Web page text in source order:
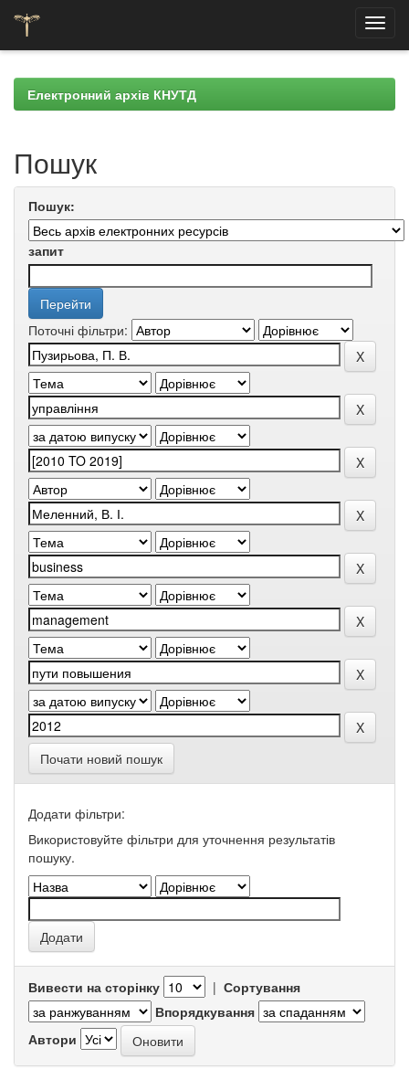
navigationЕлектронний архів КНУТД
Пошук
Пошук:
запит
Поточні фільтри:
Почати новий пошук
Додати фільтри:
Використовуйте фільтри для уточнення результатів
пошуку.
Вивести на сторінку | Сортування
Впорядкування
Автори